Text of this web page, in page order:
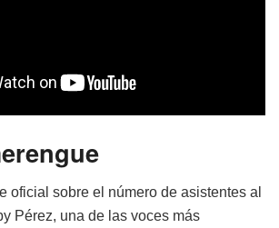
oficial sobre el número de asistentes al
Pérez, una de las voces más